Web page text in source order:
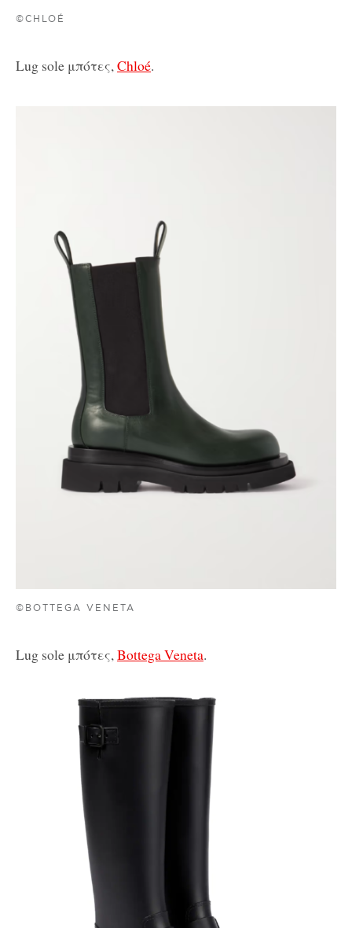
©CHLOÉ
Lug sole μπότες,Chloé.
©BOTTEGA VENETA
Lug sole μπότες,Bottega Veneta.